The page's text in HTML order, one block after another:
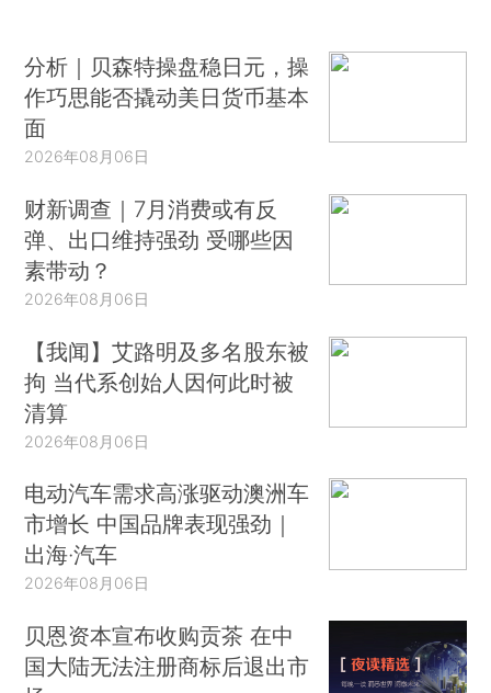
分析｜贝森特操盘稳日元，操
作巧思能否撬动美日货币基本
面
2026年08月06日
财新调查｜7月消费或有反
弹、出口维持强劲 受哪些因
素带动？
2026年08月06日
【我闻】艾路明及多名股东被
拘 当代系创始人因何此时被
清算
2026年08月06日
电动汽车需求高涨驱动澳洲车
市增长 中国品牌表现强劲｜
出海·汽车
2026年08月06日
贝恩资本宣布收购贡茶 在中
国大陆无法注册商标后退出市